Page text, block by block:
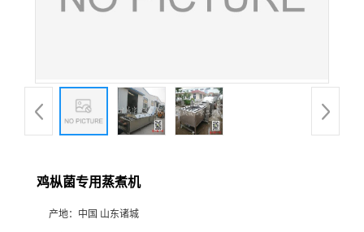
鸡枞菌专用蒸煮机
产地： 中国 山东诸城